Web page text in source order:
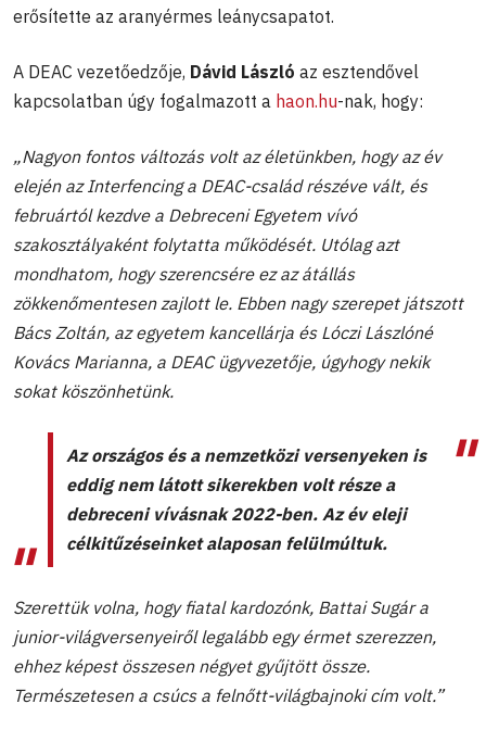
erősítette az aranyérmes leánycsapatot.
A DEAC vezetőedzője, Dávid László az esztendővel
kapcsolatban úgy fogalmazott a haon.hu-nak, hogy:
„Nagyon fontos változás volt az életünkben, hogy az év
elején az Interfencing a DEAC-család részéve vált, és
februártól kezdve a Debreceni Egyetem vívó
szakosztályaként folytatta működését. Utólag azt
mondhatom, hogy szerencsére ez az átállás
zökkenőmentesen zajlott le. Ebben nagy szerepet játszott
Bács Zoltán, az egyetem kancellárja és Lóczi Lászlóné
Kovács Marianna, a DEAC ügyvezetője, úgyhogy nekik
sokat köszönhetünk.
Az országos és a nemzetközi versenyeken is
eddig nem látott sikerekben volt része a
debreceni vívásnak 2022-ben. Az év eleji
célkitűzéseinket alaposan felülmúltuk.
Szerettük volna, hogy fiatal kardozónk, Battai Sugár a
junior-világversenyeiről legalább egy érmet szerezzen,
ehhez képest összesen négyet gyűjtött össze.
Természetesen a csúcs a felnőtt-világbajnoki cím volt.”